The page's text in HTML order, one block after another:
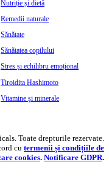
Nutriție și dietă
Remedii naturale
Sănătate
Sănătatea copilului
Stres și echilibru emoțional
Tiroidita Hashimoto
Vitamine și minerale
Toate drepturile rezervate.
cu termenii și condițiile de
cookies. Notificare GDPR.